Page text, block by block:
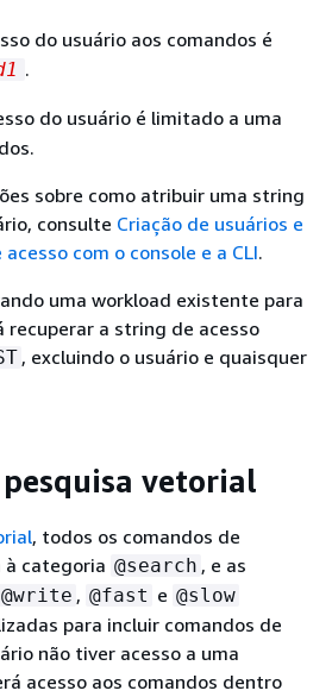
do usuário aos comandos é
.
do usuário é limitado a uma
sobre como atribuir uma string
consulte Criação de usuários e
com o console e a CLI.
uma workload existente para
recuperar a string de acesso
, excluindo o usuário e quaisquer
pesquisa vetorial
, todos os comandos de
à categoria @search , e as
@write , @fast e @slow
para incluir comandos de
não tiver acesso a uma
acesso aos comandos dentro